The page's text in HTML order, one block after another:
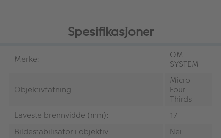
Spesifikasjoner
Merke:
OM
SYSTEM
Objektivfatning:
Micro
Four
Thirds
Laveste brennvidde (mm):
17
Bildestabilisator i objektiv:
Nei